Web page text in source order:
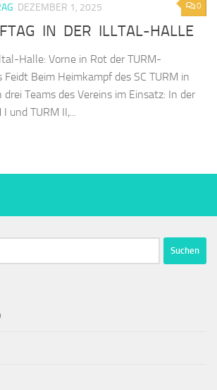
0
DEZEMBER 1, 2025
IN DER ILLTAL-HALLE
Halle: Vorne in Rot der TURM-
Beim Heimkampf des SC TURM in
Teams des Vereins im Einsatz: In der
und TURM II,...